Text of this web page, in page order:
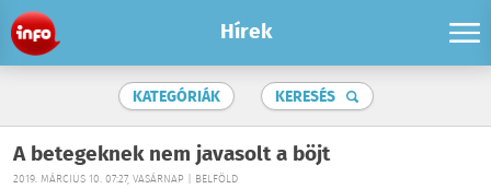
Hírek
KATEGÓRIÁK KERESÉS
A betegeknek nem javasolt a böjt
2019. MÁRCIUS 10. 07:27, VASÁRNAP | BELFÖLD